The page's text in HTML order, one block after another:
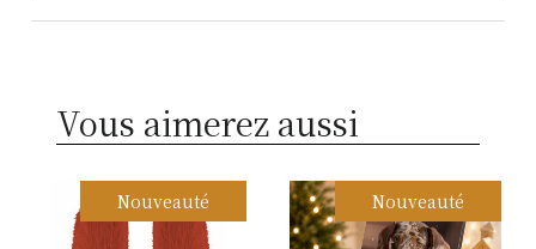
Vous aimerez aussi
Nouveauté Nouveauté